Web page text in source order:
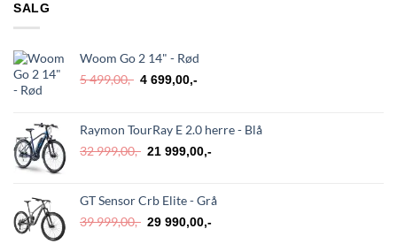
SALG
Woom Go 2 14" - Rød
5 499,00,- Opprinnelig
5
499,00,-.
4 699,00,-Nåværende
4
699,00,-.
Raymon TourRay E 2.0 herre - Blå
32 999,00,- Opprinnelig
32
999,00,-.
21 999,00,-Nåværende
21
GT Sensor Crb Elite - Grå
39 999,00,- Opprinnelig
29 990,00,-Nåværende